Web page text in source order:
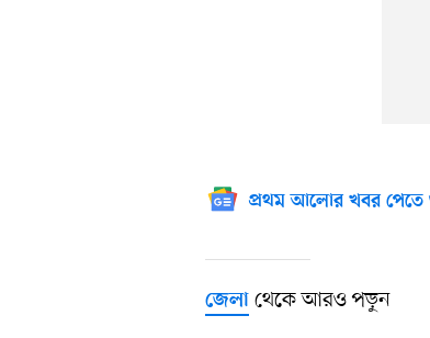
প্রথম আলোর খবর
জেলা থেকে আরও পড়ুন